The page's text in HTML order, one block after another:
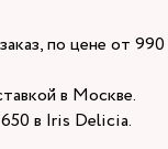
по цене от 990
в Москве.
в Iris Delicia.